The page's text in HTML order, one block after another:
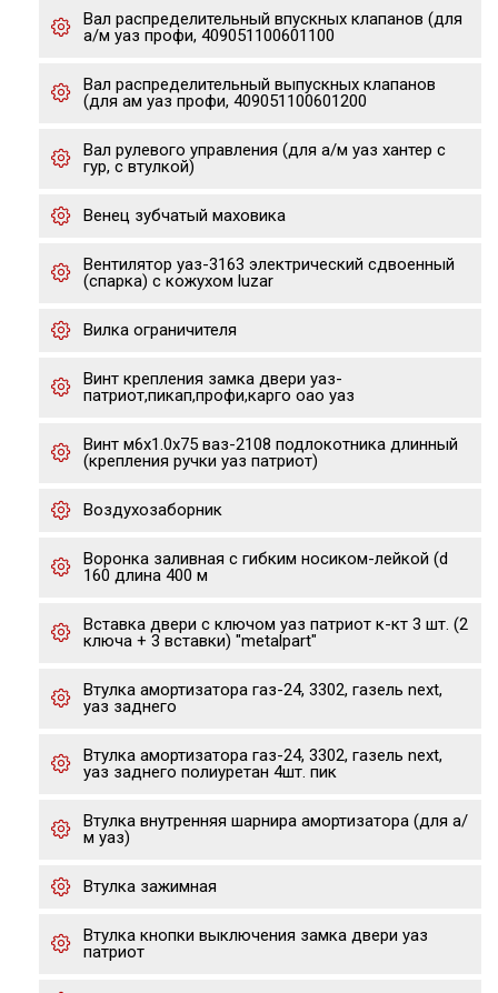
Вал распределительный впускных клапанов (для
а/м уаз профи, 409051100601100
Вал распределительный выпускных клапанов
(для ам уаз профи, 409051100601200
Вал рулевого управления (для а/м уаз хантер с
гур, с втулкой)
Венец зубчатый маховика
Вентилятор уаз-3163 электрический сдвоенный
(спарка) с кожухом luzar
Вилка ограничителя
Винт крепления замка двери уаз-
патриот,пикап,профи,карго оао уаз
Винт м6х1.0х75 ваз-2108 подлокотника длинный
(крепления ручки уаз патриот)
Воздухозаборник
Воронка заливная с гибким носиком-лейкой (d
160 длина 400 м
Вставка двери с ключом уаз патриот к-кт 3 шт. (2
ключа + 3 вставки) "metalpart"
Втулка амортизатора газ-24, 3302, газель next,
уаз заднего
Втулка амортизатора газ-24, 3302, газель next,
уаз заднего полиуретан 4шт. пик
Втулка внутренняя шарнира амортизатора (для а/
м уаз)
Втулка зажимная
Втулка кнопки выключения замка двери уаз
патриот